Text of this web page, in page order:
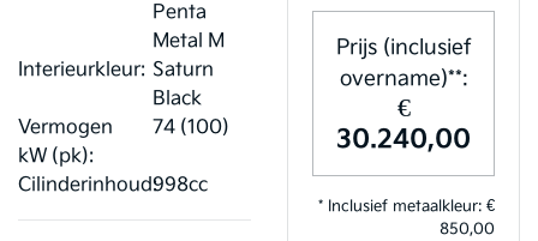
Penta
Metal M
Interieurkleur: Saturn
Black
Vermogen
kW (pk):
74 (100)
Cilinderinhoud:998cc
Prijs (inclusief
overname)**:
€
30.240,00
* Inclusief metaalkleur: €
850,00